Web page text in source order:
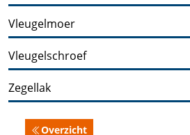
Vleugelmoer
Vleugelschroef
Zegellak
Overzicht